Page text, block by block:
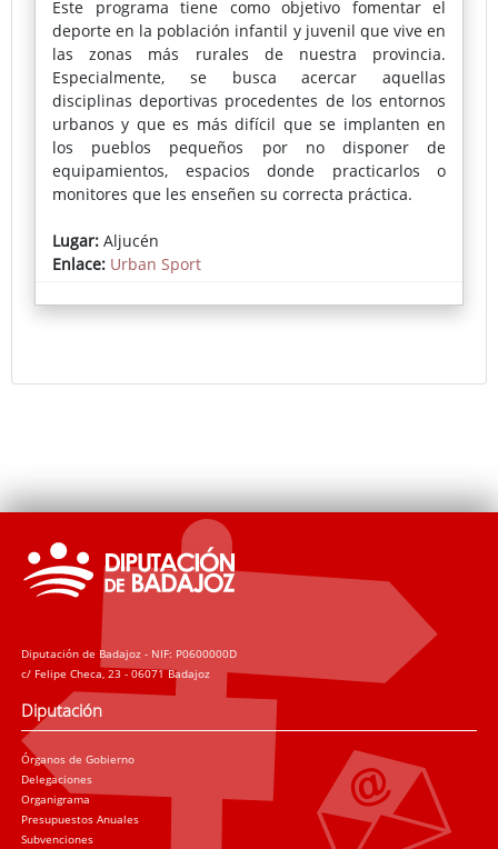
Este programa tiene como objetivo fomentar el
deporte en la población infantil y juvenil que vive en
las zonas más rurales de nuestra provincia.
Especialmente, se busca acercar aquellas
disciplinas deportivas procedentes de los entornos
urbanos y que es más difícil que se implanten en
los pueblos pequeños por no disponer de
equipamientos, espacios donde practicarlos o
monitores que les enseñen su correcta práctica.
En cada localidad se instala una pista deportiva
portátil donde se puede practicar skate, voleibol,
actividades muy demandadas por los más jóvenes.
Lugar: Aljucén
Enlace: Urban Sport
Diputación de Badajoz - NIF: P0600000D
c/ Felipe Checa, 23 - 06071 Badajoz
Diputación
Órganos de Gobierno
Delegaciones
Organigrama
Presupuestos Anuales
Subvenciones